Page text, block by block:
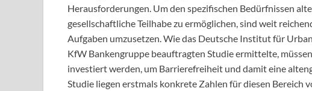
Herausforderungen. Um den spezifischen Bedürfnissen
gesellschaftliche Teilhabe zu ermöglichen, sind weit
Aufgaben umzusetzen. Wie das Deutsche Institut für
KfW Bankengruppe beauftragten Studie ermittelte,
investiert werden, um Barrierefreiheit und damit eine
Studie liegen erstmals konkrete Zahlen für diesen Bereich